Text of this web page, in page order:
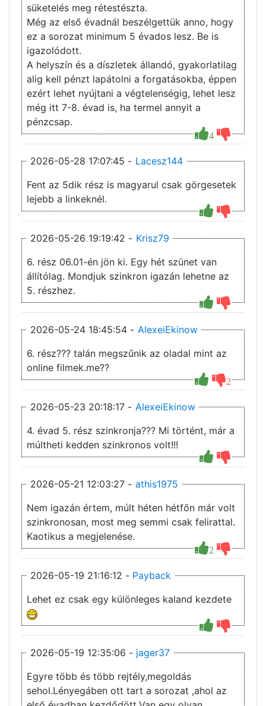
4
süketelés meg rétestészta.
Még az első évadnál beszélgettük anno, hogy
ez a sorozat minimum 5 évados lesz. Be is
igazolódott.
A helyszín és a díszletek állandó, gyakorlatilag
alig kell pénzt lapátolni a forgatásokba, éppen
ezért lehet nyújtani a végtelenségig, lehet lesz
még itt 7-8. évad is, ha termel annyit a
pénzcsap.
2026-05-28 17:07:45 - Lacesz144
Fent az 5dik rész is magyarul csak görgesetek
lejebb a linkeknél.
2026-05-26 19:19:42 - Krisz79
6. rész 06.01-én jön ki. Egy hét szünet van
állítólag. Mondjuk szinkron igazán lehetne az
5. részhez.
2026-05-24 18:45:54 - AlexeiEkinow
2
6. rész??? talán megszűnik az oladal mint az
online filmek.me??
2026-05-23 20:18:17 - AlexeiEkinow
4. évad 5. rész szinkronja??? Mi történt, már a
múltheti kedden szinkronos volt!!!
2026-05-21 12:03:27 - athis1975
2
Nem igazán értem, múlt héten hétfőn már volt
szinkronosan, most meg semmi csak felirattal.
Kaotikus a megjelenése.
2026-05-19 21:16:12 - Payback
Lehet ez csak egy különleges kaland kezdete
2026-05-19 12:35:06 - jager37
Egyre több és több rejtély,megoldás
sehol.Lényegáben ott tart a sorozat ,ahol az